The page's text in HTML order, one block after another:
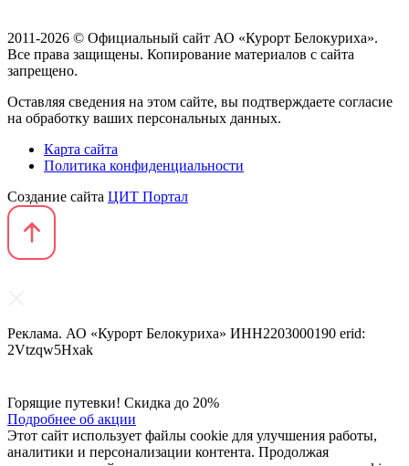
2011-2026 © Официальный сайт АО «Курорт Белокуриха».
Все права защищены. Копирование материалов с сайта
запрещено.
Оставляя сведения на этом сайте, вы подтверждаете согласие
на обработку ваших персональных данных.
Карта сайта
Политика конфиденциальности
Создание сайта ЦИТ Портал
Реклама. АО «Курорт Белокуриха» ИНН2203000190 erid:
2Vtzqw5Hxak
Горящие путевки! Скидка до 20%
Подробнее об акции
Этот сайт использует файлы cookie для улучшения работы,
аналитики и персонализации контента. Продолжая